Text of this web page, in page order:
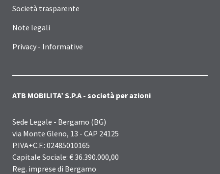
Società trasparente
Note legali
Privacy - Informative
ATB MOBILITA’ S.P.A - società per azioni
Sede Legale - Bergamo (BG)
via Monte Gleno, 13 - CAP 24125
P.IVA+C.F.: 02485010165
Capitale Sociale: € 36.390.000,00
Reg. imprese di Bergamo